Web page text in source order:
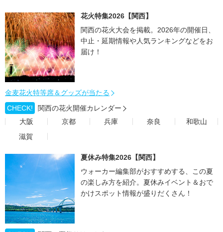
花火特集2026【関西】
関西の花火大会を掲載。2026年の開催日、
中止・延期情報や人気ランキングなどをお
届け！
金麦花火特等席＆グッズが当たる
CHECK!
関西の花火開催カレンダー
大阪
京都 兵庫 奈良
和歌山
滋賀
夏休み特集2026【関西】
ウォーカー編集部がおすすめする、この夏
の楽しみ方を紹介。夏休みイベント＆おで
かけスポット情報が盛りだくさん！